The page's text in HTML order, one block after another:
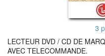
3
LECTEUR DVD / CD DE
AVEC TELECOMMANDE.